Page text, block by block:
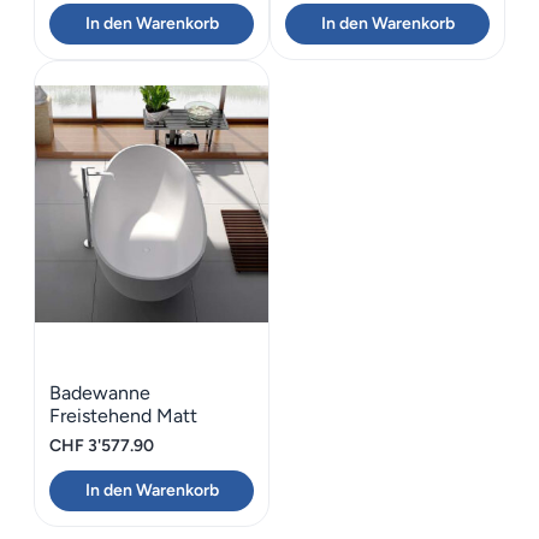
In den Warenkorb In den Warenkorb
Badewanne
Freistehend Matt
GioiaBagno Maui-170
CHF3'577.90
In den Warenkorb